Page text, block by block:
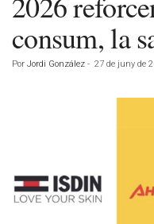
consum, la
Por Jordi González - 27 de juny de